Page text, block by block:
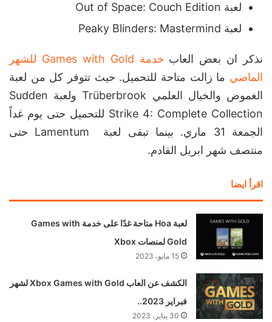
لعبة Out of Space: Couch Edition
لعبة Peaky Blinders: Mastermind
نذكر ان بعض العاب
خدمة Games with Gold للشهر
الماضي ما زالت متاحة للتحميل. حيث تتوفر كل من لعبة
الغموض والخيال العلمي Trüberbrook ولعبة Sudden
Strike 4: Complete Collection للتحميل حتى يوم غداً
الجمعة 31 ماري. بينما تبقى لعبة Lamentum حتى
منتصف شهر ابريل القادم.
اقرأ ايضا
لعبة Hoa متاحة غدًا على خدمة Games with
Gold لمنصات Xbox
15 مايو، 2023
الكشف عن العاب Xbox Games with Gold لشهر
فبراير 2023..
30 يناير، 2023